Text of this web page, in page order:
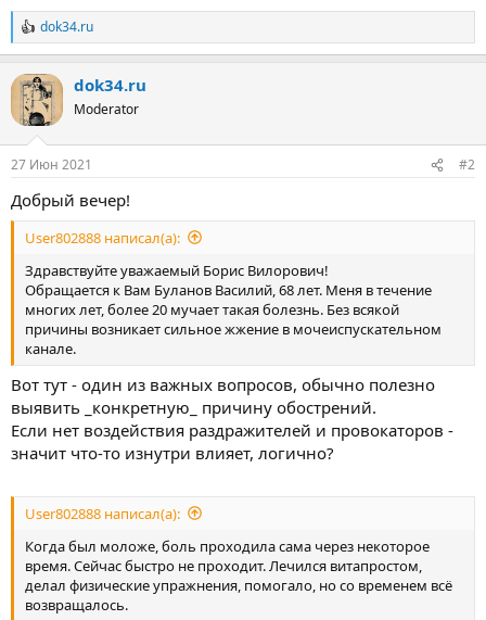
Р
е
к
ц
и
dok34.ru
dok34.ru
Moderator
27 Июн 2021 #2
Добрый вечер!
User802888 написал(а):
Здравствуйте уважаемый Борис Вилорович!
Обращается к Вам Буланов Василий, 68 лет. Меня в течение
многих лет, более 20 мучает такая болезнь. Без всякой
причины возникает сильное жжение в мочеиспускательном
канале.
Вот тут - один из важных вопросов, обычно полезно
выявить _конкретную_ причину обострений.
Если нет воздействия раздражителей и провокаторов -
значит что-то изнутри влияет, логично?
User802888 написал(а):
Когда был моложе, боль проходила сама через некоторое
время. Сейчас быстро не проходит. Лечился витапростом,
делал физические упражнения, помогало, но со временем всё
возвращалось.